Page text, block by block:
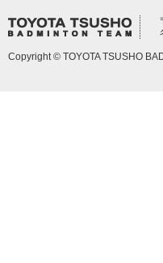
Copyright © TOYOTA TSUSHO